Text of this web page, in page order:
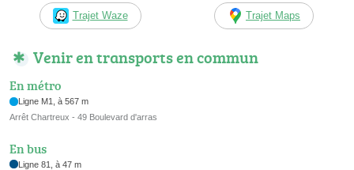
Trajet Waze Trajet Maps
Venir en transports en commun
En métro
Ligne M1, à 567 m
Arrêt Chartreux - 49 Boulevard d'arras
En bus
Ligne 81, à 47 m